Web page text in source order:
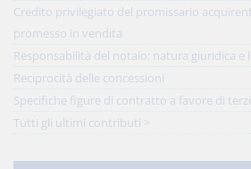
Credito privilegiato del promissario
promesso in vendita
Responsabilità del notaio: natura giuridica e
Reciprocità delle concessioni
Specifiche figure di contratto a favore di
Tutti gli ultimi contributi >